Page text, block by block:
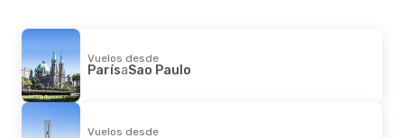
Vuelos desde
ParísaSao Paulo
Vuelos desde